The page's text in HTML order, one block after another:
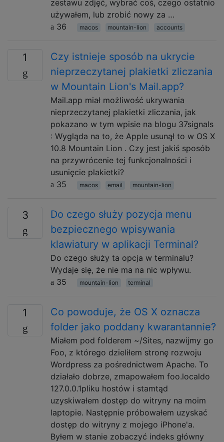
zestawu zdjęć, wybrać coś, czego ostatnio
używałem, lub zrobić nowy za …
36
macos mountain-lion accounts
1
Czy istnieje sposób na ukrycie
nieprzeczytanej plakietki zliczania
w Mountain Lion's Mail.app?
Mail.app miał możliwość ukrywania
nieprzeczytanej plakietki zliczania, jak
pokazano w tym wpisie na blogu 37signals
: Wygląda na to, że Apple usunął to w OS X
10.8 Mountain Lion . Czy jest jakiś sposób
na przywrócenie tej funkcjonalności i
usunięcie plakietki?
35
macos email mountain-lion
3
Do czego służy pozycja menu
bezpiecznego wpisywania
klawiatury w aplikacji Terminal?
Do czego służy ta opcja w terminalu?
Wydaje się, że nie ma na nic wpływu.
35
mountain-lion terminal
1
Co powoduje, że OS X oznacza
folder jako poddany kwarantannie?
Miałem pod folderem ~/Sites, nazwijmy go
Foo, z którego dzieliłem stronę rozwoju
Wordpress za pośrednictwem Apache. To
działało dobrze, zmapowałem foo.localdo
127.0.0.1pliku hostów i stamtąd
uzyskiwałem dostęp do witryny na moim
laptopie. Następnie próbowałem uzyskać
dostęp do witryny z mojego iPhone'a.
Byłem w stanie zobaczyć indeks główny